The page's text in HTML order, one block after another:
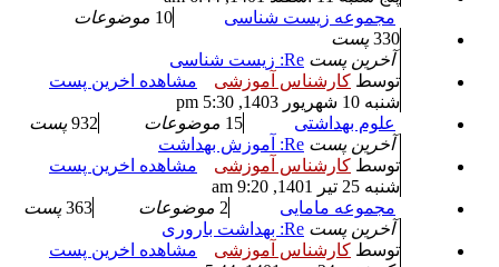
مجموعه زیست شناسی
10 موضوعات
330 پست
آخرین پست Re: زیست شناسی
توسط کارشناس آموزشی
مشاهده اخرین پست
شنبه 10 شهریور 1403, 5:30 pm
علوم بهداشتی
15 موضوعات 932 پست
آخرین پست Re: آموزش بهداشت
توسط کارشناس آموزشی
مشاهده اخرین پست
شنبه 25 تیر 1401, 9:20 am
مجموعه مامایی
2 موضوعات 363 پست
آخرین پست Re: بهداشت باروری
توسط کارشناس آموزشی
مشاهده اخرین پست